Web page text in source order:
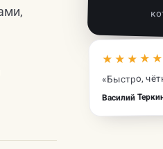
★★★★★
«Быстро,
Василий